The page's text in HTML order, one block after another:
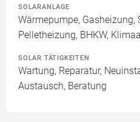
SOLARANLAGE
Wärmepumpe, Gasheizung,
Pelletheizung, BHKW,
SOLAR TÄTIGKEITEN
Wartung, Reparatur,
Austausch, Beratung